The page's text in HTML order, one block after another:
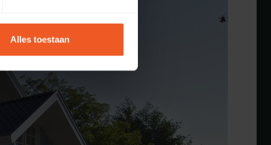
Alles toestaan